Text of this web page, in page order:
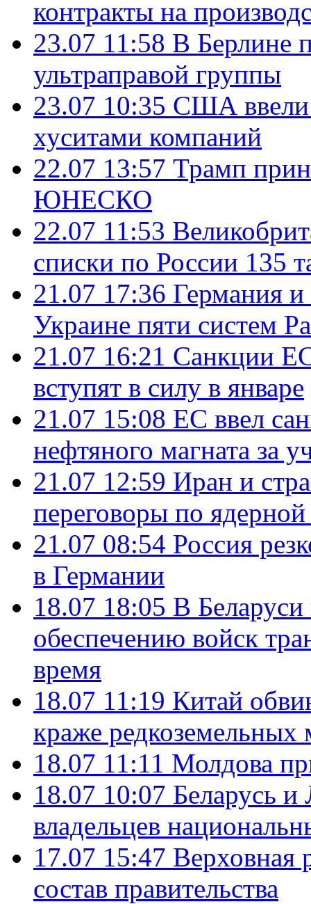
контракты на
23.07 11:58 В Берлине
ультраправой группы
23.07 10:35 США ввели
хуситами компаний
22.07 13:57 Трамп
ЮНЕСКО
22.07 11:53
списки по России 135
21.07 17:36 Германия
Украине пяти систем
21.07 16:21 Санкции
вступят в силу в январе
21.07 15:08 ЕС ввел
нефтяного магната за
21.07 12:59 Иран и
переговоры по
21.07 08:54 Россия
в Германии
18.07 18:05 В
обеспечению войск
время
18.07 11:19 Китай
краже редкоземельных
18.07 11:11 Молдова
18.07 10:07 Беларусь
владельцев
17.07 15:47 Верховная
состав правительства